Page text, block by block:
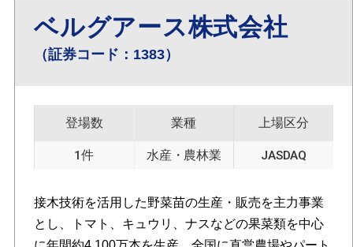
ベルグアース株式会社
（証券コード：1383）
登場数
1件
業種
水産・農林業
上場区分
JASDAQ
接木技術を活用した野菜苗の生産・販売を主力事業
とし、トマト、キュウリ、ナスなどの果菜類を中心